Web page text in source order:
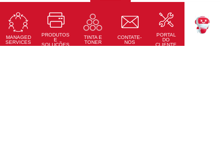
MANAGED
SERVICES
PRODUTOS
E
SOLUÇÕES
TINTA E
TONER
CONTATE-
NOS
PORTAL
DO
CLIENTE
RICOH Pro Z75
Impressora Digital a Jato de Tinta Alimentada por Folhas
Saiba Mais